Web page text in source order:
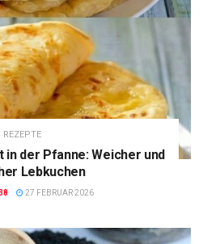
REZEPTE
der Pfanne: Weicher und
Lebkuchen
27 FEBRUAR 2026